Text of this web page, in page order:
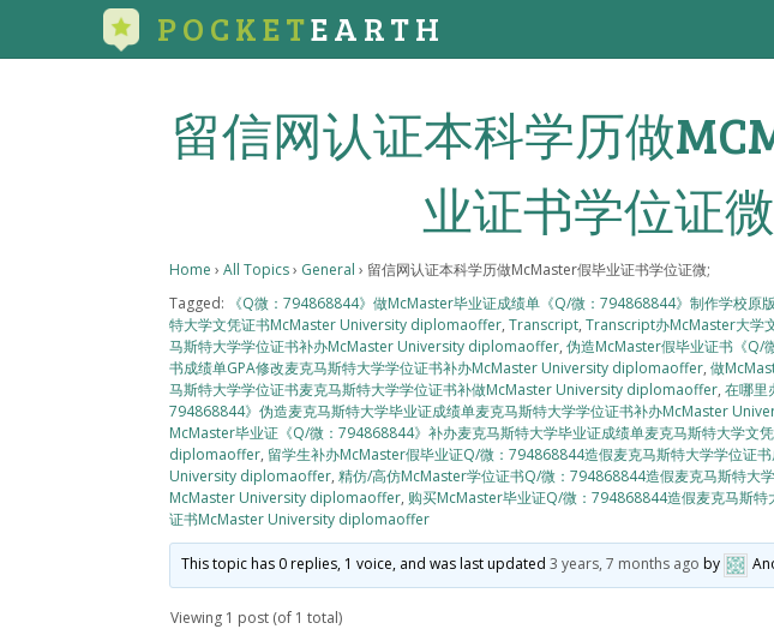
POCKETEARTH
留信网认证本科学历做
业证书学位证
Home › All Topics› General › 留信网认证本科学历做McMaster假毕业证书学位证微;
Tagged:
《Q微：794868844》做McMaster毕业证成绩单《Q/微：794868844》制作学校原
特大学文凭证书McMaster University diplomaoffer,Transcript,Transcript办McMaster大学
马斯特大学学位证书补办McMaster University diplomaoffer,伪造McMaster假毕业证书《Q/
书成绩单GPA修改麦克马斯特大学学位证书补办McMaster University diplomaoffer,做
马斯特大学学位证书麦克马斯特大学学位证书补做McMaster University diplomaoffer,在哪里
794868844》伪造麦克马斯特大学毕业证成绩单麦克马斯特大学学位证书补办McMaster
McMaster毕业证《Q/微：794868844》补办麦克马斯特大学毕业证成绩单麦克马斯特大学文
diplomaoffer, 留学生补办McMaster假毕业证Q/微：794868844造假麦克马斯特大学学位证
University diplomaoffer,精仿/高仿McMaster学位证书Q/微：794868844造假麦克马斯特大
McMaster University diplomaoffer, 购买McMaster毕业证Q/微：794868844造假麦克马斯
证书McMaster University diplomaoffer
This topic has 0 replies, 1 voice, and was last updated3 years, 7 months ago by
Viewing 1 post (of 1 total)